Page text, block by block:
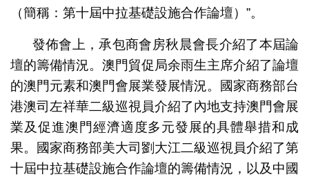
（簡稱：第十屆中拉基礎設施合作論壇）”。
發佈會上，承包商會房秋晨會長介紹了本屆論
壇的籌備情況。澳門貿促局余雨生主席介紹了論壇
的澳門元素和澳門會展業發展情況。國家商務部台
港澳司左祥華二級巡視員介紹了內地支持澳門會展
業及促進澳門經濟適度多元發展的具體舉措和成
果。國家商務部美大司劉大江二級巡視員介紹了第
十屆中拉基礎設施合作論壇的籌備情況，以及中國